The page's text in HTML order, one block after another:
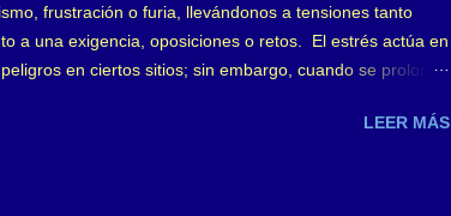
frustración o furia, llevándonos a tensiones tanto
a una exigencia, oposiciones o retos. El estrés actúa en
en ciertos sitios; sin embargo, cuando se prolonga
la salud. Entre ellos, lo que yo suelo denominar el “arte”
a lo que se denomina bruxismo ...
LEER MÁS